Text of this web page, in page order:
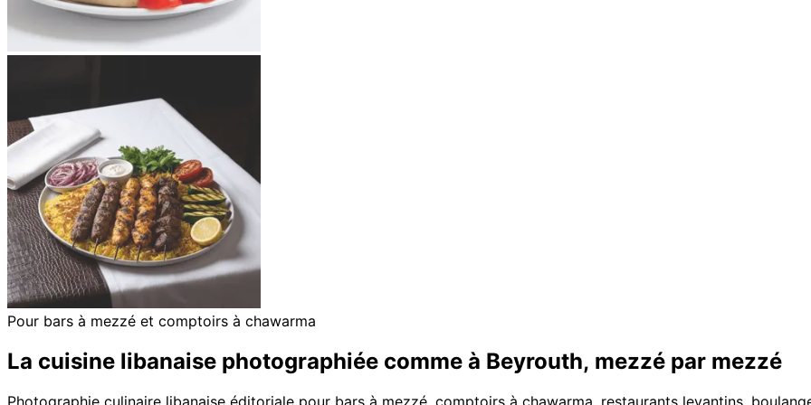
Pour bars à mezzé et comptoirs à chawarma
La cuisine libanaise photographiée comme à Beyrouth, mezzé par mezzé
Photographie culinaire libanaise éditoriale pour bars à mezzé, comptoirs à chawarma, restaurants levantins,